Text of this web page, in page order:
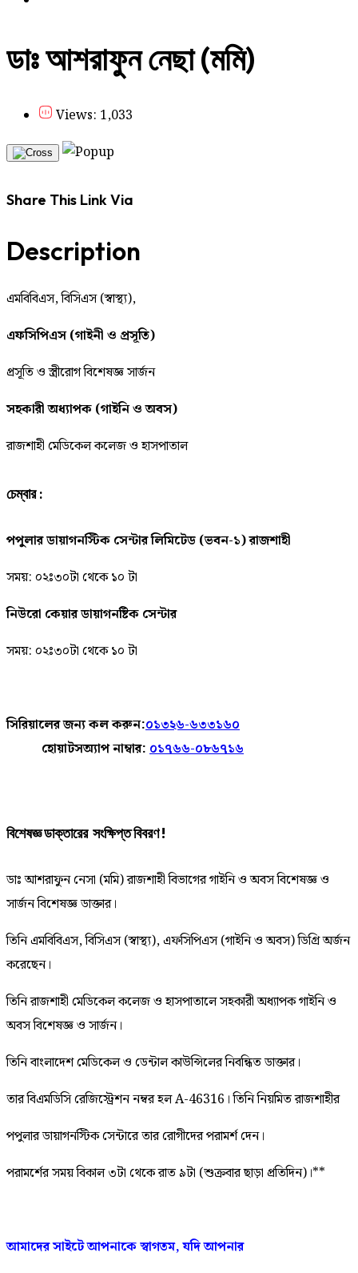
ডাঃ আশরাফুন নেছা (মমি)
Views: 1,033
Share This Link Via
Description
এমবিবিএস, বিসিএস (স্বাস্থ্য),
এফসিপিএস (গাইনী ও প্রসূতি)
প্রসূতি ও স্ত্রীরোগ বিশেষজ্ঞ সার্জন
সহকারী অধ্যাপক (গাইনি ও অবস)
রাজশাহী মেডিকেল কলেজ ও হাসপাতাল
চেম্বার :
পপুলার ডায়াগনস্টিক সেন্টার লিমিটেড (ভবন-১) রাজশাহী
সময়: ০২ঃ৩০টা থেকে ১০ টা
নিউরো কেয়ার ডায়াগনষ্টিক সেন্টার
সময়: ০২ঃ৩০টা থেকে ১০ টা
সিরিয়ালের জন্য কল করুন:০১৩২৬-৬৩৩১৬০
হোয়াটসঅ্যাপ নাম্বার: ০১৭৬৬-০৮৬৭১৬
বিশেষজ্ঞ ডাক্তারের সংক্ষিপ্ত বিবরণ !
ডাঃ আশরাফুন নেসা (মমি) রাজশাহী বিভাগের গাইনি ও অবস বিশেষজ্ঞ ও
সার্জন বিশেষজ্ঞ ডাক্তার।
তিনি এমবিবিএস, বিসিএস (স্বাস্থ্য), এফসিপিএস (গাইনি ও অবস) ডিগ্রি অর্জন
করেছেন।
তিনি রাজশাহী মেডিকেল কলেজ ও হাসপাতালে সহকারী অধ্যাপক গাইনি ও
অবস বিশেষজ্ঞ ও সার্জন।
তিনি বাংলাদেশ মেডিকেল ও ডেন্টাল কাউন্সিলের নিবন্ধিত ডাক্তার।
তার বিএমডিসি রেজিস্ট্রেশন নম্বর হল A-46316। তিনি নিয়মিত রাজশাহীর
পপুলার ডায়াগনস্টিক সেন্টারে তার রোগীদের পরামর্শ দেন।
পরামর্শের সময় বিকাল ৩টা থেকে রাত ৯টা (শুক্রবার ছাড়া প্রতিদিন)।**
আমাদেরসাইটেআপনাকেস্বাগতম,যদিআপনার